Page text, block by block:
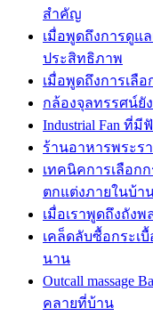
สำคัญ
เมื่อพูดถึงการดูแ
ประสิทธิภาพ
เมื่อพูดถึงการเลื
กล้องจุลทรรศน์
Industrial Fan ที่
ร้านอาหารพระร
เทคนิคการเลือก
ตกแต่งภายในบ้า
เมื่อเราพูดถึงถังพ
เคล็ดลับซื้อกระเ
นาน
Outcall
คลายที่บ้าน